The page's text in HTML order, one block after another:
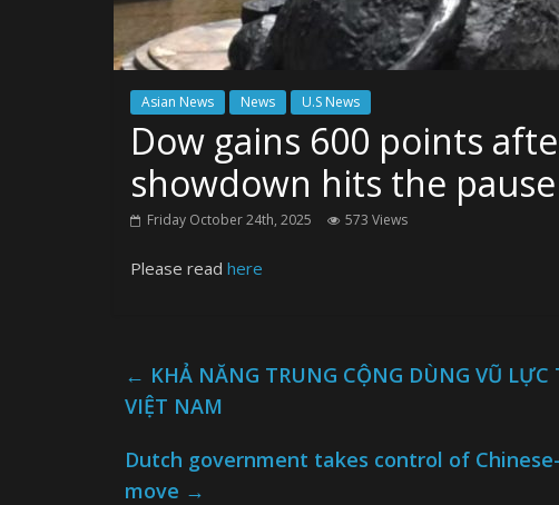
Asian News News U.S News
Dow gains 600 points
showdown hits the
Friday October 24th, 2025 573 Views
Please read here
← KHẢ NĂNG TRUNG CỘNG DÙNG VŨ
VIỆT NAM
Dutch government takes control of
move →